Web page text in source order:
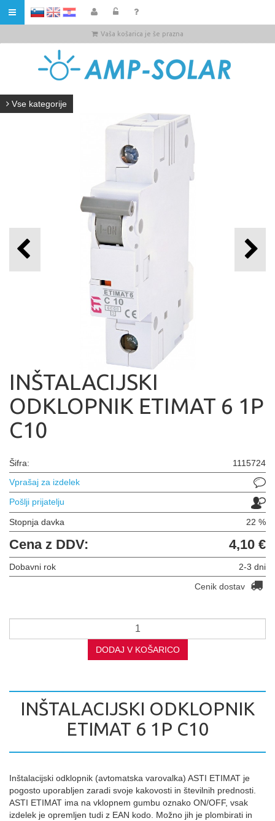
HR
Vaša košarica je še prazna
Vse kategorije
INŠTALACIJSKI
ODKLOPNIK ETIMAT 6 1P
C10
Šifra:
1115724
Vprašaj za izdelek
Pošlji prijatelju
Stopnja davka 22 %
Cena z DDV: 4,10 €
Dobavni rok
2-3 dni
Cenik dostav
DODAJ V KOŠARICO
INŠTALACIJSKI ODKLOPNIK
ETIMAT 6 1P C10
Inštalacijski odklopnik (avtomatska varovalka) ASTI ETIMAT je
pogosto uporabljen zaradi svoje kakovosti in številnih prednosti.
ASTI ETIMAT ima na vklopnem gumbu oznako ON/OFF, vsak
izdelek je opremljen tudi z EAN kodo. Možno jih je plombirati in